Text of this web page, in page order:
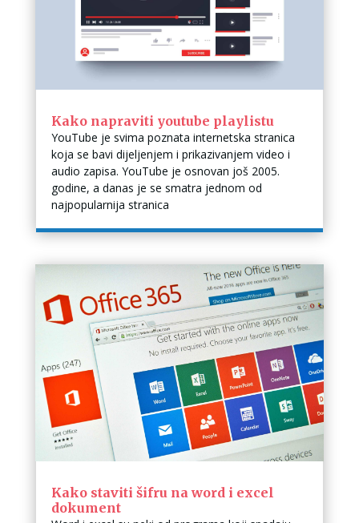
Kako napraviti youtube playlistu
YouTube je svima poznata internetska stranica
koja se bavi dijeljenjem i prikazivanjem video i
audio zapisa. YouTube je osnovan još 2005.
godine, a danas je se smatra jednom od
najpopularnija stranica
Kako staviti šifru na word i excel
dokument